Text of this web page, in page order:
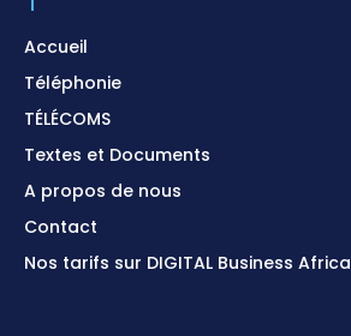
Accueil
Téléphonie
TÉLÉCOMS
Textes et Documents
A propos de nous
Contact
Nos tarifs sur DIGITAL Business Africa